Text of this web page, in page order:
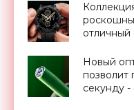
Новый
позволит
секунду -